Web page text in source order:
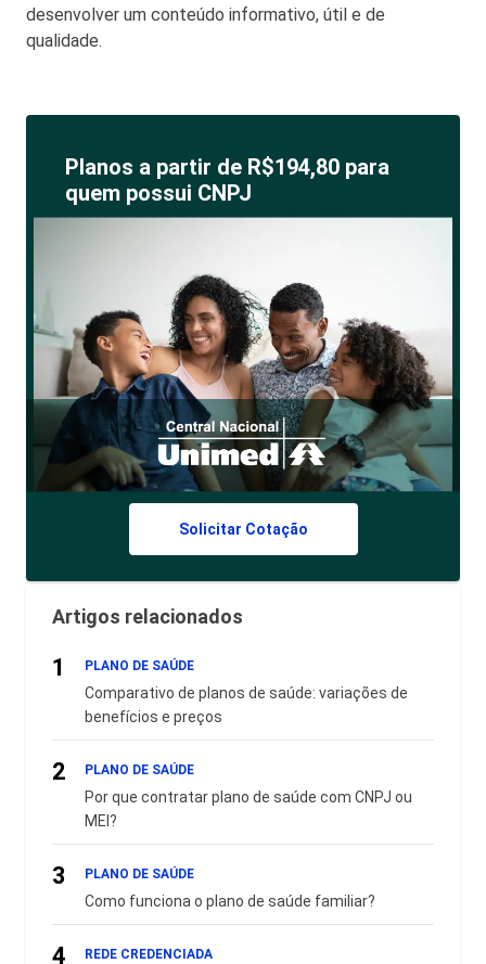
desenvolver um conteúdo informativo, útil e de
qualidade.
Planos a partir de R$194,80 para
quem possui CNPJ
Solicitar Cotação
Artigos relacionados
1 PLANO DE SAÚDE
Comparativo de planos de saúde: variações de
benefícios e preços
2 PLANO DE SAÚDE
Por que contratar plano de saúde com CNPJ ou
MEI?
3 PLANO DE SAÚDE
Como funciona o plano de saúde familiar?
4 REDE CREDENCIADA